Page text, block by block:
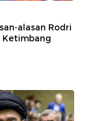
alasan Rodri
Ketimbang